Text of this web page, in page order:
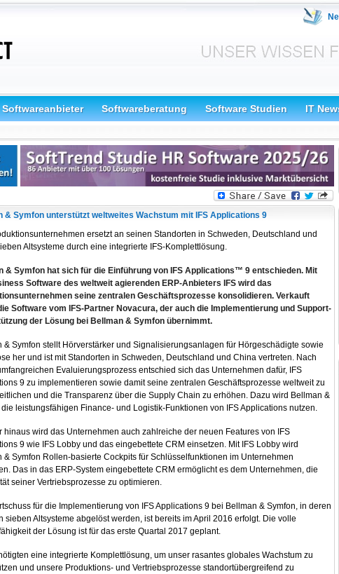
Softwareanbieter Softwareberatung Software Studien IT
& Symfon unterstützt weltweites Wachstum mit IFS Applications 9
ersetzt an seinen Standorten in Schweden, Deutschland und
Altsysteme durch eine integrierte IFS-Komplettlösung.
& Symfon hat sich für die Einführung von IFS Applications™ 9 entschieden. Mit
Software des weltweit agierenden ERP-Anbieters IFS wird das
seine zentralen Geschäftsprozesse konsolidieren. Verkauft
Software vom IFS-Partner Novacura, der auch die Implementierung und Support-
der Lösung bei Bellman & Symfon übernimmt.
& Symfon stellt Hörverstärker und Signalisierungsanlagen für Hörgeschädigte sowie
her und ist mit Standorten in Schweden, Deutschland und China vertreten. Nach
Evaluierungsprozess entschied sich das Unternehmen dafür, IFS
9 zu implementieren sowie damit seine zentralen Geschäftsprozesse weltweit zu
und die Transparenz über die Supply Chain zu erhöhen. Dazu wird Bellman &
leistungsfähigen Finance- und Logistik-Funktionen von IFS Applications nutzen.
hinaus wird das Unternehmen auch zahlreiche der neuen Features von IFS
9 wie IFS Lobby und das eingebettete CRM einsetzen. Mit IFS Lobby wird
& Symfon Rollen-basierte Cockpits für Schlüsselfunktionen im Unternehmen
Das in das ERP-System eingebettete CRM ermöglicht es dem Unternehmen, die
seiner Vertriebsprozesse zu optimieren.
für die Implementierung von IFS Applications 9 bei Bellman & Symfon, in deren
sieben Altsysteme abgelöst werden, ist bereits im April 2016 erfolgt. Die volle
der Lösung ist für das erste Quartal 2017 geplant.
eine integrierte Komplettlösung, um unser rasantes globales Wachstum zu
und unsere Produktions- und Vertriebsprozesse standortübergreifend zu